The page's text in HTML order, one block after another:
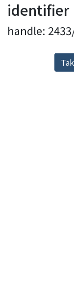
Communities
Browse
Download
identifier
handle: